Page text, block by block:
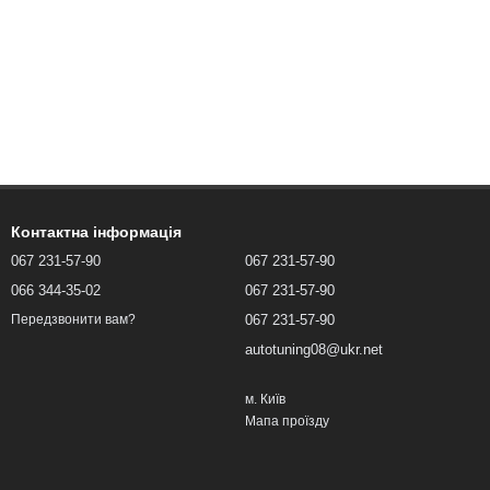
Контактна інформація
067 231-57-90
066 344-35-02
Передзвонити вам?
067 231-57-90
067 231-57-90
067 231-57-90
autotuning08@ukr.net
м. Київ
Мапа проїзду